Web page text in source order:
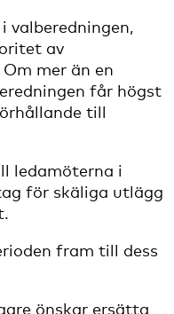
valberedningen,
av
mer än en
får högst
till
ledamöterna i
för skäliga utlägg
fram till dess
önskar ersätta